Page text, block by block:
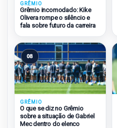
GRÊMIO
Grêmio incomodado: Kike
Olivera rompe o silêncio e
fala sobre futuro da carreira
08
GRÊMIO
O que se diz no Grêmio
sobre a situação de Gabriel
Mec dentro do elenco